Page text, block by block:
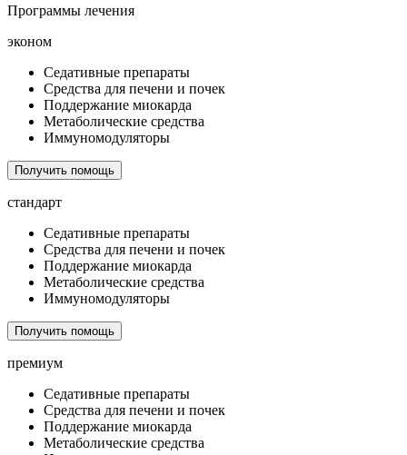
Программы лечения
эконом
Седативные препараты
Средства для печени и почек
Поддержание миокарда
Метаболические средства
Иммуномодуляторы
Получить помощь
стандарт
Седативные препараты
Средства для печени и почек
Поддержание миокарда
Метаболические средства
Иммуномодуляторы
Получить помощь
премиум
Седативные препараты
Средства для печени и почек
Поддержание миокарда
Метаболические средства